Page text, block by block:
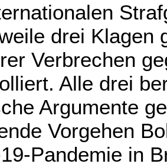
drei Klagen
Verbrechen
Alle drei
Argumente
Vorgehen
Pandemie in